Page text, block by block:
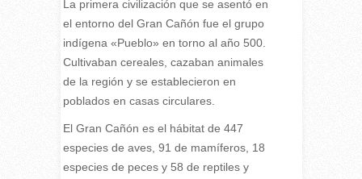
La primera civilización que se asentó en
el entorno del Gran Cañón fue el grupo
indígena «Pueblo» en torno al año 500.
Cultivaban cereales, cazaban animales
de la región y se establecieron en
poblados en casas circulares.
El Gran Cañón es el hábitat de 447
especies de aves, 91 de mamíferos, 18
especies de peces y 58 de reptiles y